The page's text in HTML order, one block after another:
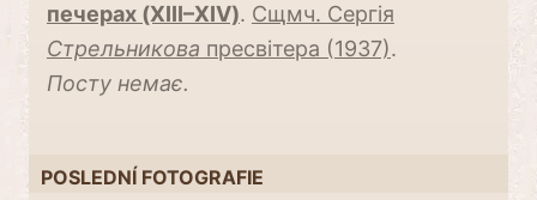
печерах (XIII–XIV). Сщмч. Сергія
Стрельникова пресвітера (1937).
Посту немає.
POSLEDNÍ FOTOGRAFIE